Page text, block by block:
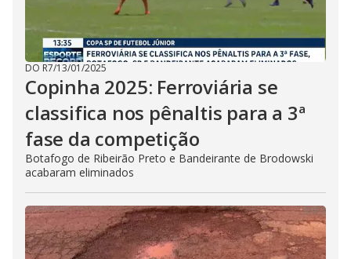
DO R7/13/01/2025
Copinha 2025: Ferroviária se
classifica nos pênaltis para a 3ª
fase da competição
Botafogo de Ribeirão Preto e Bandeirante de Brodowski
acabaram eliminados